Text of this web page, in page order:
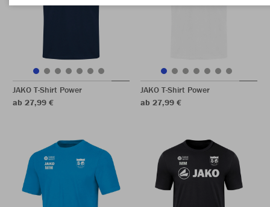
JAKO T-Shirt Power
ab 27,99 €
JAKO T-Shirt Power
ab 27,99 €